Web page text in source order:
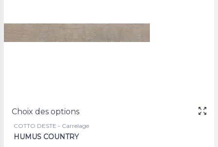
Choix des options
COTTO DESTE - Carrelage
HUMUS COUNTRY